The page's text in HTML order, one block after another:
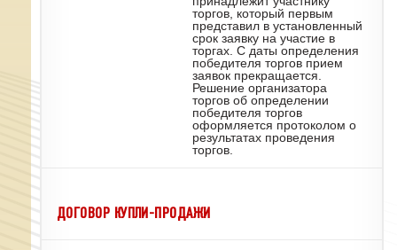
торгов, который первым
представил в установленный
срок заявку на участие в
торгах. С даты определения
победителя торгов прием
заявок прекращается.
Решение организатора
торгов об определении
победителя торгов
оформляется протоколом о
результатах проведения
торгов.
ДОГОВОР КУПЛИ-ПРОДАЖИ